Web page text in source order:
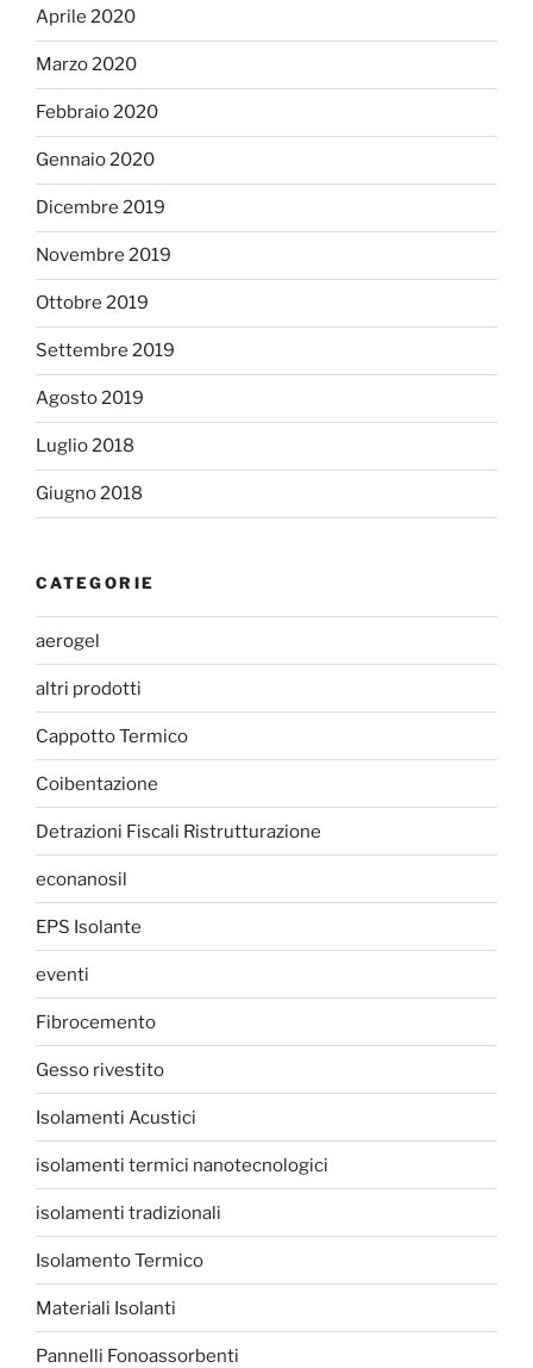
Aprile 2020
Marzo 2020
Febbraio 2020
Gennaio 2020
Dicembre 2019
Novembre 2019
Ottobre 2019
Settembre 2019
Agosto 2019
Luglio 2018
Giugno 2018
CATEGORIE
aerogel
altri prodotti
Cappotto Termico
Coibentazione
Detrazioni Fiscali Ristrutturazione
econanosil
EPS Isolante
eventi
Fibrocemento
Gesso rivestito
Isolamenti Acustici
isolamenti termici nanotecnologici
isolamenti tradizionali
Isolamento Termico
Materiali Isolanti
Pannelli Fonoassorbenti